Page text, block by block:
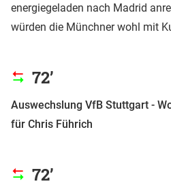
energiegeladen nach Madrid
würden die Münchner wohl mit
72’
Auswechslung VfB Stuttgart -
für Chris Führich
72’